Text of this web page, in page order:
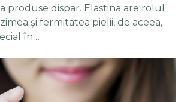
produse dispar. Elastina are rolul
şi fermitatea pielii, de aceea,
în …